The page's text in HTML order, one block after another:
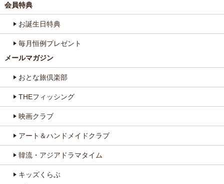
会員特典
お誕生日特典
毎月恒例プレゼント
メールマガジン
おとな旅倶楽部
THEフィッシング
映画クラブ
アート＆ハンドメイドクラブ
韓流・アジアドラマタイム
キッズくらぶ